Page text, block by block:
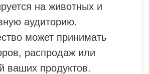
на животных и
аудиторию.
может принимать
распродаж или
ваших продуктов.